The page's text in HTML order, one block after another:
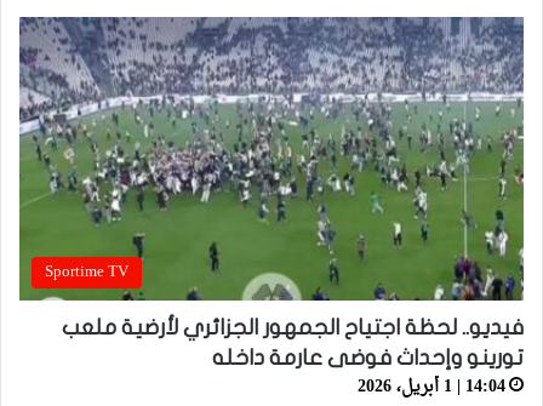
Sportime TV
فيديو.. لحظة اجتياح الجمهور الجزائري لأرضية ملعب
تورينو وإحداث فوضى عارمة داخله
14:04 | 1 أبريل، 2026